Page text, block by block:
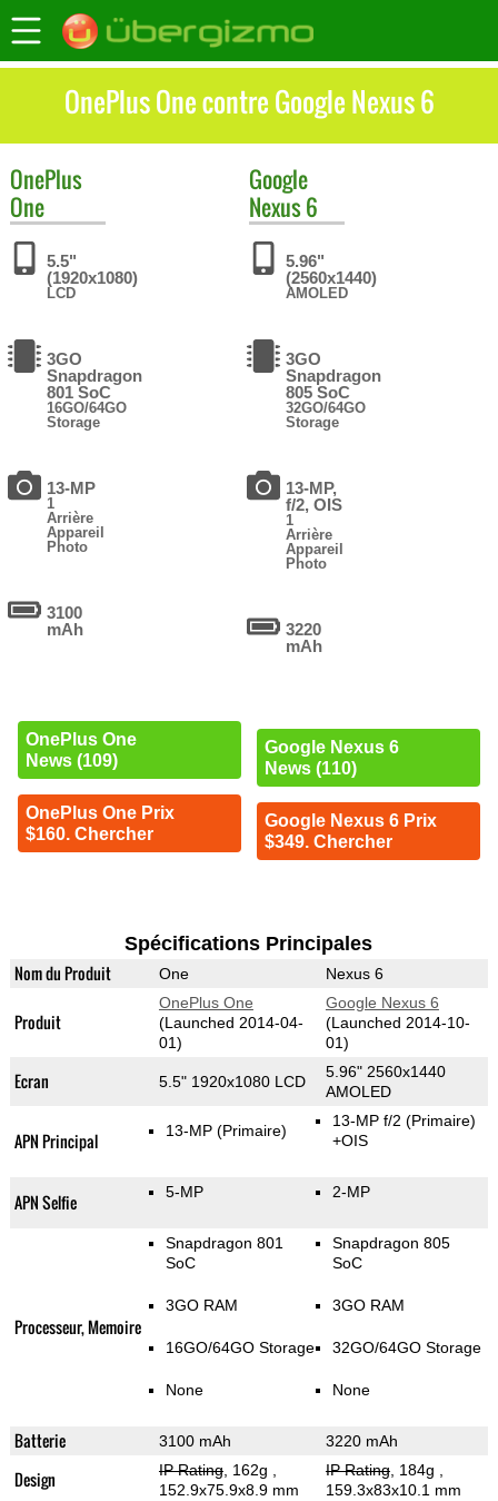
OnePlus One contre Google Nexus 6
OnePlus
One
5.5"
(1920x1080)
LCD
3GO
Snapdragon
801 SoC
16GO/64GO
Storage
13-MP
1
Arrière
Appareil
Photo
3100
mAh
OnePlus One
News (109)
OnePlus One Prix
$160. Chercher
Google
Nexus 6
5.96"
(2560x1440)
AMOLED
3GO
Snapdragon
805 SoC
32GO/64GO
Storage
13-MP,
f/2, OIS
1
Arrière
Appareil
Photo
3220
mAh
Google Nexus 6
News (110)
Google Nexus 6 Prix
$349. Chercher
Spécifications Principales
Nom du Produit One Nexus 6
Produit
OnePlus One
(Launched 2014-04-
01)
Google Nexus 6
(Launched 2014-10-
01)
Ecran 5.5" 1920x1080 LCD
5.96" 2560x1440
AMOLED
APN Principal 13-MP (Primaire)
13-MP f/2 (Primaire)
+OIS
APN Selfie 5-MP 2-MP
Processeur, Memoire
Snapdragon 801
SoC
3GO RAM
16GO/64GO Storage
None
Snapdragon 805
SoC
3GO RAM
32GO/64GO Storage
None
Batterie 3100 mAh 3220 mAh
Design IP Rating, 162g
152.9x75.9x8.9 mm
IP Rating, 184g
159.3x83x10.1 mm